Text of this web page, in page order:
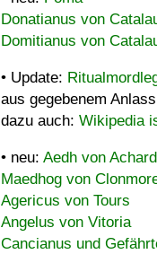
Donatianus von
Domitianus von
• Update:
aus gegebenem
dazu auch: Wikipedia
• neu: Aedh von
Maedhog von
Agericus von Tours
Angelus von Vitoria
Cancianus und